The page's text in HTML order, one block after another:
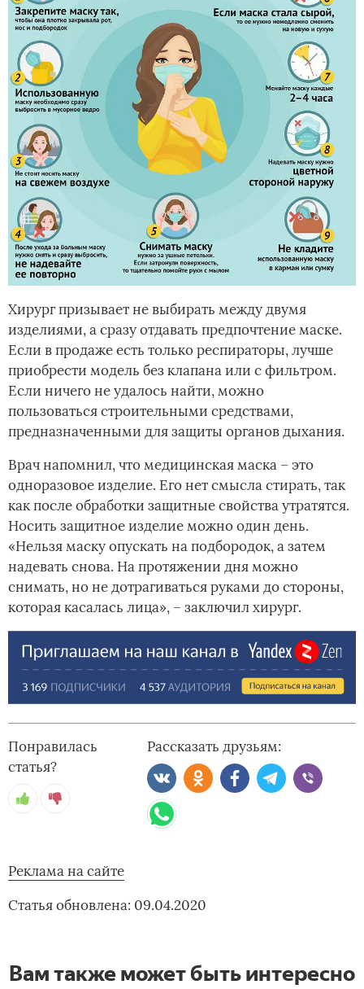
Хирург призывает не выбирать между двумя
изделиями, а сразу отдавать предпочтение маске.
Если в продаже есть только респираторы, лучше
приобрести модель без клапана или с фильтром.
Если ничего не удалось найти, можно
пользоваться строительными средствами,
предназначенными для защиты органов дыхания.
Врач напомнил, что медицинская маска – это
одноразовое изделие. Его нет смысла стирать, так
как после обработки защитные свойства утратятся.
Носить защитное изделие можно один день.
«Нельзя маску опускать на подбородок, а затем
надевать снова. На протяжении дня можно
снимать, но не дотрагиваться руками до стороны,
которая касалась лица», – заключил хирург.
Понравилась
статья?
Рассказать друзьям:
Реклама на сайте
Статья обновлена: 09.04.2020
Вам также может быть интересно